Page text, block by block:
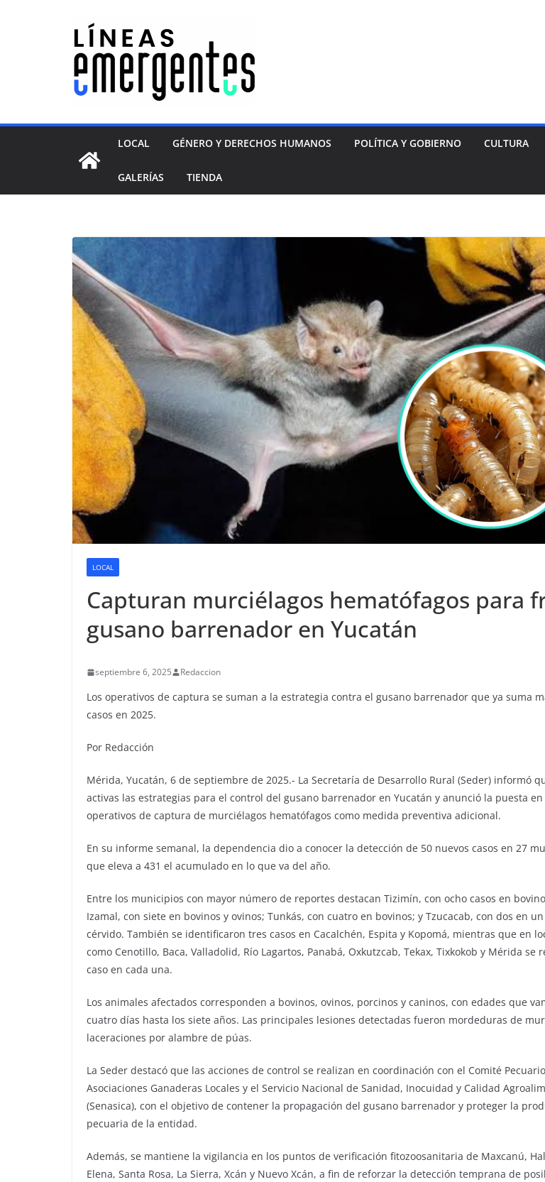
LOCAL GÉNERO Y DERECHOS HUMANOS POLÍTICA Y GOBIERNO CULTURA
GALERÍAS TIENDA
LOCAL
Capturan murciélagos hematófagos para
gusano barrenador en Yucatán
septiembre 6, 2025 Redaccion
Los operativos de captura se suman a la estrategia contra el gusano barrenador que ya suma
casos en 2025.
Por Redacción
Mérida, Yucatán, 6 de septiembre de 2025.- La Secretaría de Desarrollo Rural (Seder) informó
activas las estrategias para el control del gusano barrenador en Yucatán y anunció la puesta
operativos de captura de murciélagos hematófagos como medida preventiva adicional.
En su informe semanal, la dependencia dio a conocer la detección de 50 nuevos casos en 27
que eleva a 431 el acumulado en lo que va del año.
Entre los municipios con mayor número de reportes destacan Tizimín, con ocho casos en
Izamal, con siete en bovinos y ovinos; Tunkás, con cuatro en bovinos; y Tzucacab, con dos en
cérvido. También se identificaron tres casos en Cacalchén, Espita y Kopomá, mientras que en
como Cenotillo, Baca, Valladolid, Río Lagartos, Panabá, Oxkutzcab, Tekax, Tixkokob y Mérida se
caso en cada una.
Los animales afectados corresponden a bovinos, ovinos, porcinos y caninos, con edades que
cuatro días hasta los siete años. Las principales lesiones detectadas fueron mordeduras de
laceraciones por alambre de púas.
La Seder destacó que las acciones de control se realizan en coordinación con el Comité
Asociaciones Ganaderas Locales y el Servicio Nacional de Sanidad, Inocuidad y Calidad
(Senasica), con el objetivo de contener la propagación del gusano barrenador y proteger la
pecuaria de la entidad.
Además, se mantiene la vigilancia en los puntos de verificación fitozoosanitaria de Maxcanú,
Elena, Santa Rosa, La Sierra, Xcán y Nuevo Xcán, a fin de reforzar la detección temprana de